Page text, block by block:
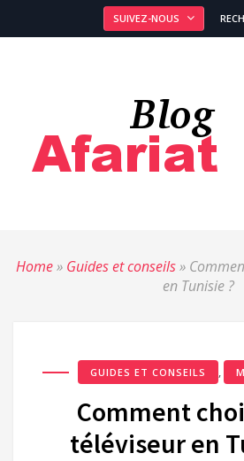
SUIVEZ-NOUS
Home» Guides et conseils»
en Tunisie ?
GUIDES ET CONSEILS ,
Comment
téléviseur en